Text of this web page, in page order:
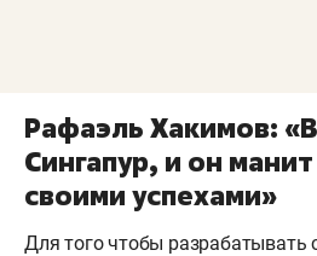
Рафаэль Хакимов:
Сингапур, и он
своими успехами»
Для того чтобы разрабатывать